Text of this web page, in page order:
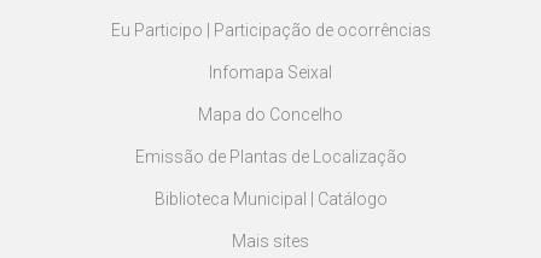
Eu Participo | Participação de ocorrências
Infomapa Seixal
Mapa do Concelho
Emissão de Plantas de Localização
Biblioteca Municipal | Catálogo
Mais sites